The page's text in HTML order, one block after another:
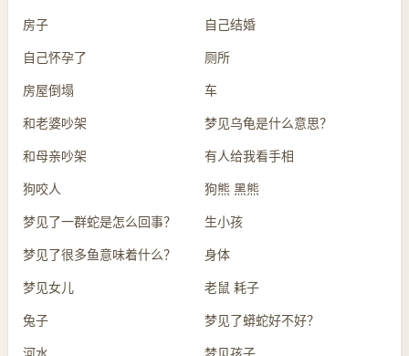
房子 自己结婚
自己怀孕了 厕所
房屋倒塌 车
和老婆吵架 梦见乌龟是什么意思？
和母亲吵架 有人给我看手相
狗咬人 狗熊 黑熊
梦见了一群蛇是怎么回事？ 生小孩
梦见了很多鱼意味着什么？ 身体
梦见女儿 老鼠 耗子
兔子 梦见了蟒蛇好不好？